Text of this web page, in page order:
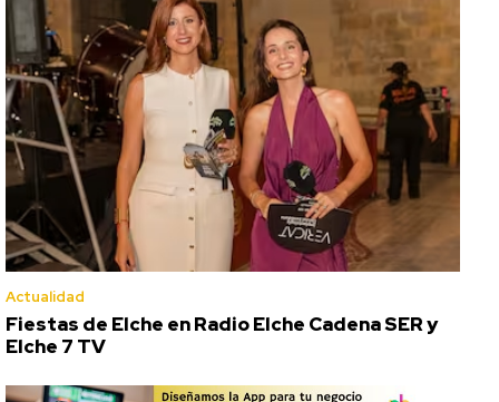
Actualidad
Fiestas de Elche en Radio Elche Cadena SER y
Elche 7 TV